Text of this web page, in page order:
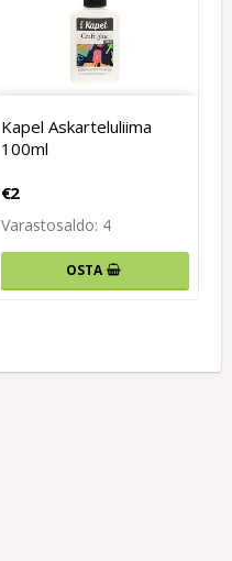
Kapel Askarteluliima
100ml
€2
Varastosaldo: 4
OSTA